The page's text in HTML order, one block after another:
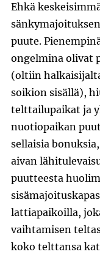
Ehkä
puute.
ongelmina olivat
(oltiin
soikion sisällä),
telttailupaikat ja
nuotiopaikan
sellaisia
aivan
puutteesta
lattiapaikoilla,
vaihtamisen
koko telttansa